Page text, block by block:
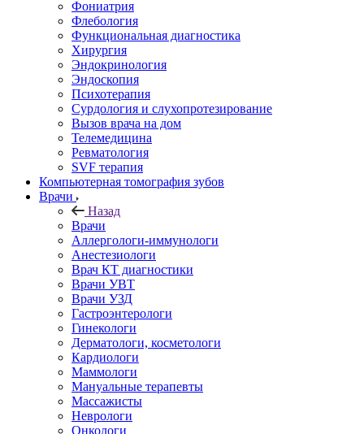
Фониатрия
Флебология
Функциональная диагностика
Хирургия
Эндокринология
Эндоскопия
Психотерапия
Сурдология и слухопротезирование
Вызов врача на дом
Телемедицина
Ревматология
SVF терапия
Компьютерная томография зубов
Врачи
Назад
Врачи
Аллергологи-иммунологи
Анестезиологи
Врач КТ диагностики
Врачи УВТ
Врачи УЗД
Гастроэнтерологи
Гинекологи
Дерматологи, косметологи
Кардиологи
Маммологи
Мануальные терапевты
Массажисты
Неврологи
Онкологи